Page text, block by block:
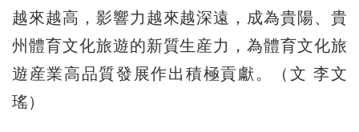
越來越高，影響力越來越深遠，成為貴陽、貴
州體育文化旅遊的新質生産力，為體育文化旅
遊産業高品質發展作出積極貢獻。（文 李文
瑤）